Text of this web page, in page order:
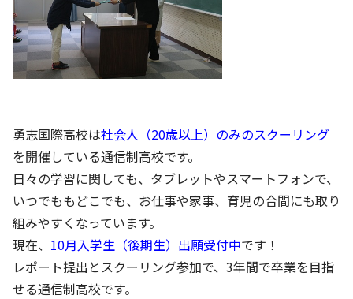
勇志国際高校は社会人（20歳以上）のみのスクーリング
を開催している通信制高校です。
日々の学習に関しても、タブレットやスマートフォンで、
いつでももどこでも、お仕事や家事、育児の合間にも取り
組みやすくなっています。
現在、 10月入学生（後期生）出願受付中です！
レポート提出とスクーリング参加で、3年間で卒業を目指
せる通信制高校です。